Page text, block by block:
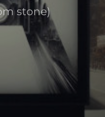
stone)